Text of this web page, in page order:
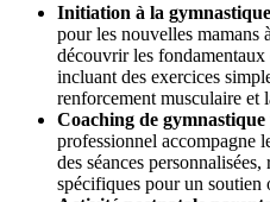
Initiation à la
pour les nouvelles
découvrir les
incluant des exercices
renforcement musculaire et
Coaching de gymnastique
professionnel accompagne
des séances
spécifiques pour un soutien